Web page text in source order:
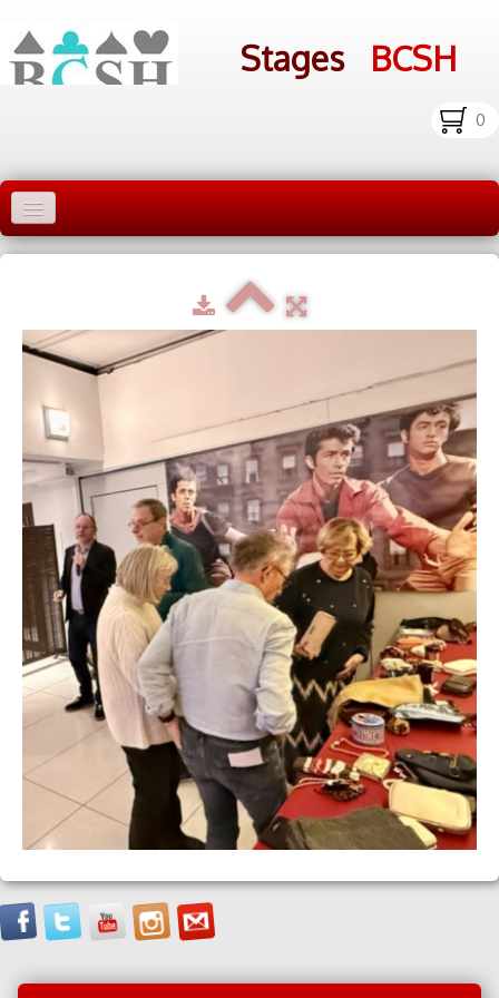
Stages BCSH
0
Accueil Stages
Infos pratiques
Photos ▼
bcsh.fr
Inscription aux stages